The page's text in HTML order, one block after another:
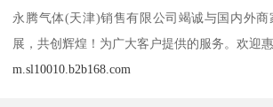
永腾气体(天津)销售有限公司竭诚与国内外
展，共创辉煌！为广大客户提供的服务。欢迎惠
m.sl10010.b2b168.com